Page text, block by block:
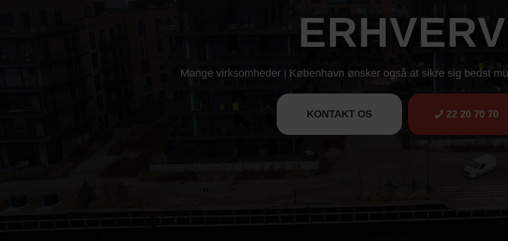
ERHVERV
Mange virksomheder i København ønsker også at sikre sig bedst
KONTAKT OS 22 20 70 70